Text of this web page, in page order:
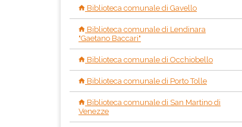
Biblioteca comunale di Gavello
Biblioteca comunale di Lendinara
"Gaetano Baccari"
Biblioteca comunale di Occhiobello
Biblioteca comunale di Porto Tolle
Biblioteca comunale di San Martino di
Venezze